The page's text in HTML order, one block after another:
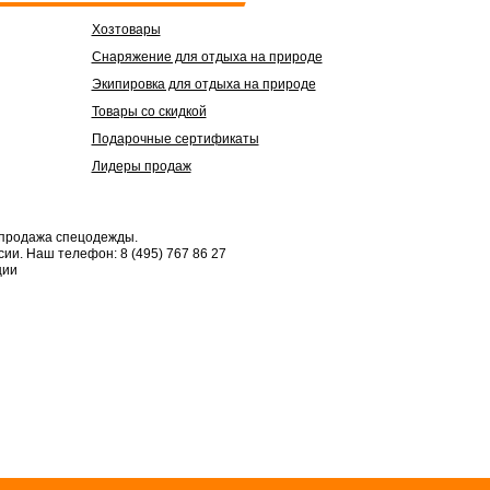
Хозтовары
Снаряжение для отдыха на природе
Экипировка для отдыха на природе
Товары со скидкой
Подарочные сертификаты
Лидеры продаж
спецодежды.
Наш телефон: 8 (495) 767 86 27